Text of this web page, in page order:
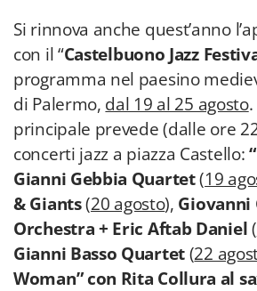
Si rinnova anche quest’anno
con il “Castelbuono Jazz
programma nel paesino
di Palermo, dal 19 al 25 agosto
principale prevede (dalle ore
concerti jazz a piazza Castello:
Gianni Gebbia Quartet(19
& Giants(20 agosto), Giovanni
Orchestra + Eric Aftab Daniel(
Gianni Basso Quartet(22
Woman” con Rita Collura al